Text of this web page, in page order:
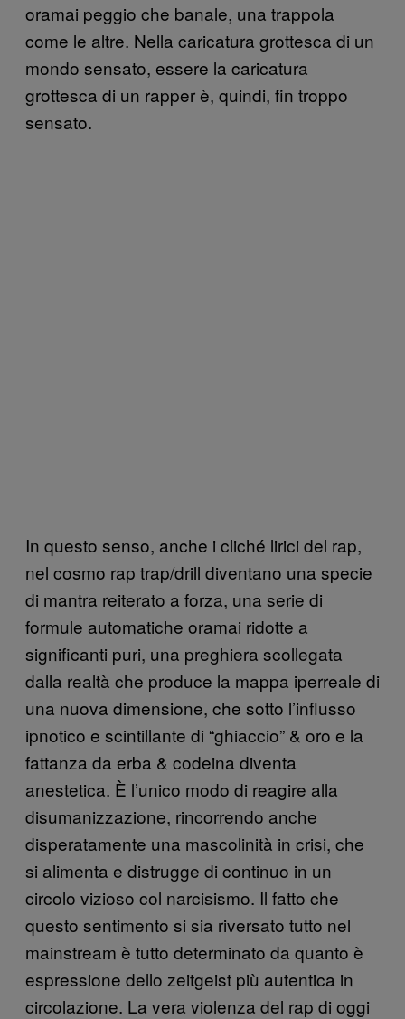
oramai peggio che banale, una trappola
come le altre. Nella caricatura grottesca di un
mondo sensato, essere la caricatura
grottesca di un rapper è, quindi, fin troppo
sensato.
In questo senso, anche i cliché lirici del rap,
nel cosmo rap trap/drill diventano una specie
di mantra reiterato a forza, una serie di
formule automatiche oramai ridotte a
significanti puri, una preghiera scollegata
dalla realtà che produce la mappa iperreale di
una nuova dimensione, che sotto l’influsso
ipnotico e scintillante di “ghiaccio” & oro e la
fattanza da erba & codeina diventa
anestetica. È l’unico modo di reagire alla
disumanizzazione, rincorrendo anche
disperatamente una mascolinità in crisi, che
si alimenta e distrugge di continuo in un
circolo vizioso col narcisismo. Il fatto che
questo sentimento si sia riversato tutto nel
mainstream è tutto determinato da quanto è
espressione dello zeitgeist più autentica in
circolazione. La vera violenza del rap di oggi